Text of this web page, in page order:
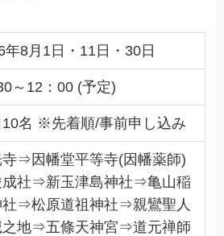
年8月1日・11日・30日
～12：00 (予定)
10名 ※先着順/事前申し込み
寺⇒因幡堂平等寺(因幡薬師)
社⇒新玉津島神社⇒亀山稲
社⇒松原道祖神社⇒親鸞聖人
之地⇒五條天神宮⇒道元禅師